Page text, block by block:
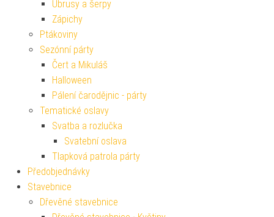
Ubrusy a šerpy
Zápichy
Ptákoviny
Sezónní párty
Čert a Mikuláš
Halloween
Pálení čarodějnic - párty
Tematické oslavy
Svatba a rozlučka
Svatební oslava
Tlapková patrola párty
Předobjednávky
Stavebnice
Dřevěné stavebnice